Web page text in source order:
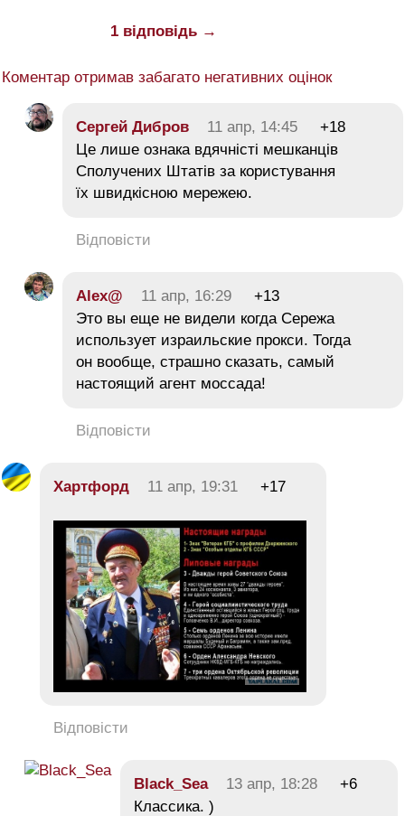
1 відповідь →
Коментар отримав забагато негативних оцінок
Сергей Дибров 11 апр, 14:45
+18
Цe лишe oзнaкa вдячнiстi мeшкaнцiв
Спoлучeних Штaтів за кoристувaння
їx швидкіснoю мeрeжeю.
Відповісти
Alex@ 11 апр, 16:29
+13
Это вы еще не видели когда Сережа
использует израильские прокси. Тогда
он вообще, страшно сказать, самый
настоящий агент моссада!
Відповісти
Хартфорд 11 апр, 19:31 +17
Відповісти
Black_Sea 13 апр, 18:28
+6
Классика. )